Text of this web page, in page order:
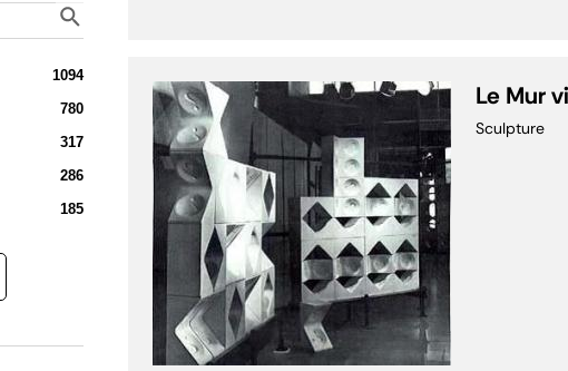
1094
780
317
286
185
Le Mur
Sculpture